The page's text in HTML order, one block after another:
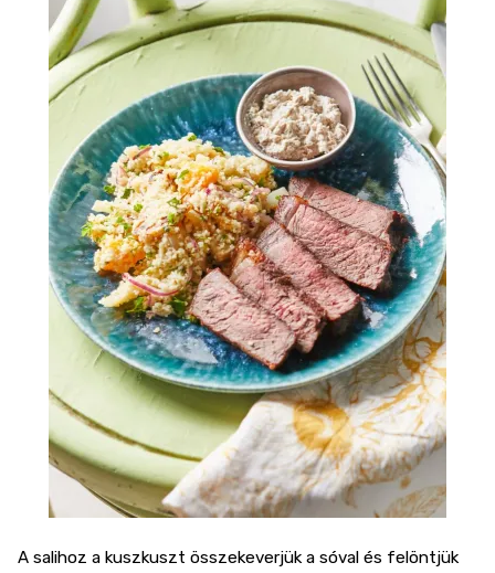
A salihoz a kuszkuszt összekeverjük a sóval és felöntjük